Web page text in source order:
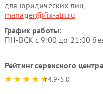
для юридических лиц
manager@fix-atn.ru
График работы:
ПН-ВСК с 9:00 до 21:00
Рейтинг сервисного
4.9-5.0